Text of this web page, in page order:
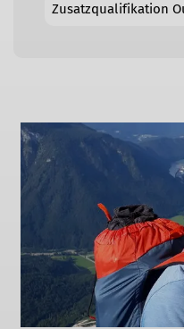
Zusatzqualifikation